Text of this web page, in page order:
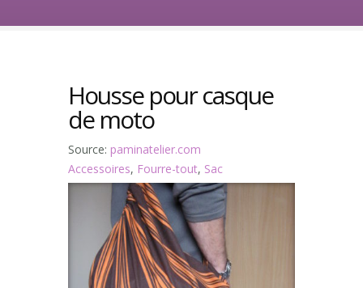
Housse pour casque
de moto
Source: paminatelier.com
Accessoires, Fourre-tout, Sac